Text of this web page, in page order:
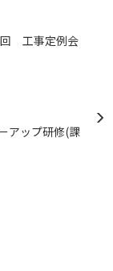
回 工事定例会
アップ研修(課